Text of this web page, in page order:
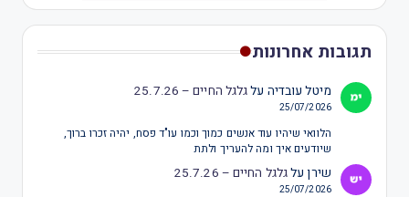
תגובות אחרונות
מיטל עובדיה עלגלגל החיים – 25.7.26
25/07/2026
הלוואי שיהיו עוד אנשים כמוך וכמו עו"ד פסח, יהיה זכרו ברוך,
שיודעים איך ומה להעריך ולתת
שירןעלגלגל החיים – 25.7.26
25/07/2026